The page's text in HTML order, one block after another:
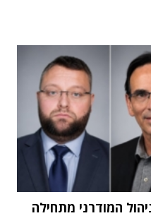
המודרני מתחילה